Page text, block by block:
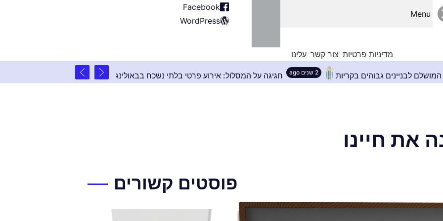
Menu
מדיניות פרטיות צור קשר עלינו
Facebook
WordPress
הפתרון המושלם לבניינים גבוהים בקריות 2 שנים ago חגיגה על המסלול: אירוע פרטי בלתי נשכח בבאולינג עולם המשחקים
את חיינו
פוסטים קשורים